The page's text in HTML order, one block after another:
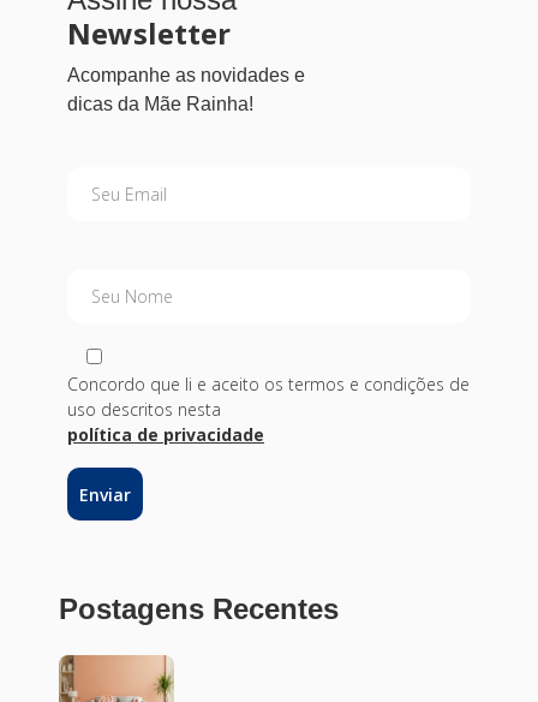
Newsletter
Acompanhe as novidades e
dicas da Mãe Rainha!
Seu Email
Seu Nome
Concordo que li e aceito os termos e condições de
uso descritos nesta
política de privacidade
Postagens Recentes